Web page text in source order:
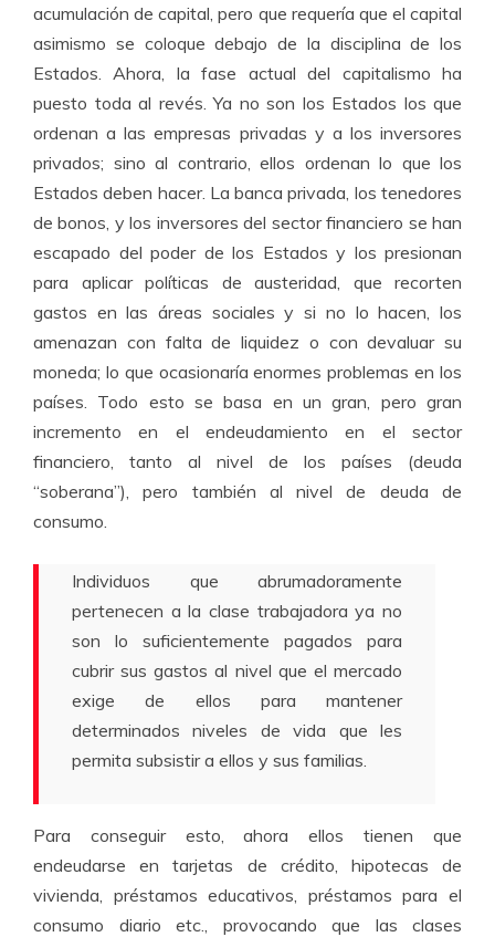
acumulación de capital, pero que requería que el capital
asimismo se coloque debajo de la disciplina de los
Estados. Ahora, la fase actual del capitalismo ha
puesto toda al revés. Ya no son los Estados los que
ordenan a las empresas privadas y a los inversores
privados; sino al contrario, ellos ordenan lo que los
Estados deben hacer. La banca privada, los tenedores
de bonos, y los inversores del sector financiero se han
escapado del poder de los Estados y los presionan
para aplicar políticas de austeridad, que recorten
gastos en las áreas sociales y si no lo hacen, los
amenazan con falta de liquidez o con devaluar su
moneda; lo que ocasionaría enormes problemas en los
países. Todo esto se basa en un gran, pero gran
incremento en el endeudamiento en el sector
financiero, tanto al nivel de los países (deuda
“soberana”), pero también al nivel de deuda de
consumo.
Individuos que abrumadoramente
pertenecen a la clase trabajadora ya no
son lo suficientemente pagados para
cubrir sus gastos al nivel que el mercado
exige de ellos para mantener
determinados niveles de vida que les
permita subsistir a ellos y sus familias.
Para conseguir esto, ahora ellos tienen que
endeudarse en tarjetas de crédito, hipotecas de
vivienda, préstamos educativos, préstamos para el
consumo diario etc., provocando que las clases